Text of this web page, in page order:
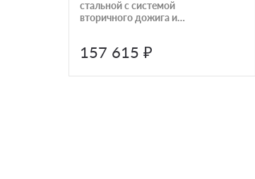
стальной с системой
вторичного дожига и
157 615 ₽